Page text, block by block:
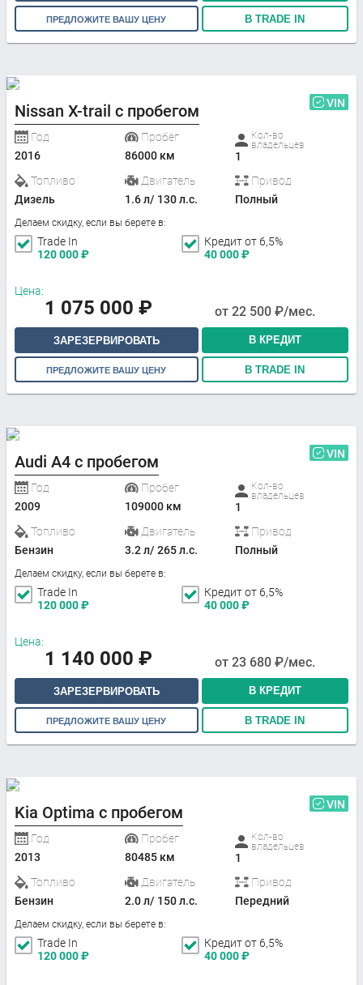
ПРЕДЛОЖИТЕ ВАШУ ЦЕНУ В TRADE IN
Nissan X-trail с пробегом VIN
Год
2016
Пробег
86000 км
Кол-во
владельцев
1
Топливо
Дизель
Двигатель
1.6 л/ 130 л.с.
Привод
Полный
Делаем скидку, если вы берете в:
Trade In
120 000₽
Кредит от 6,5%
40 000₽
Цена:
1 075 000 ₽ от 22 500 ₽/мес.
ЗАРЕЗЕРВИРОВАТЬ В КРЕДИТ
ПРЕДЛОЖИТЕ ВАШУ ЦЕНУ В TRADE IN
Audi A4 с пробегом VIN
Год
2009
Пробег
109000 км
Кол-во
владельцев
1
Топливо
Бензин
Двигатель
3.2 л/ 265 л.с.
Привод
Полный
Делаем скидку, если вы берете в:
Trade In
120 000₽
Кредит от 6,5%
40 000₽
Цена:
1 140 000 ₽ от 23 680 ₽/мес.
ЗАРЕЗЕРВИРОВАТЬ В КРЕДИТ
ПРЕДЛОЖИТЕ ВАШУ ЦЕНУ В TRADE IN
Kia Optima с пробегом VIN
Год
2013
Пробег
80485 км
Кол-во
владельцев
1
Топливо
Бензин
Двигатель
2.0 л/ 150 л.с.
Привод
Передний
Делаем скидку, если вы берете в:
Trade In
120 000₽
Кредит от 6,5%
40 000₽